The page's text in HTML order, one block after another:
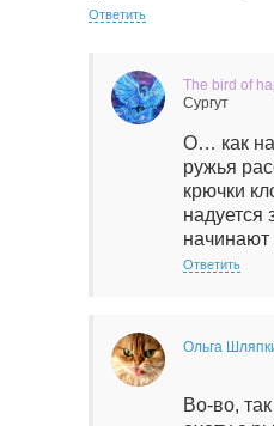
Ответить
The bird of
Сургут
О… как
ружья
крючки
надуется
начинают
Ответить
Ольга
Во-во,